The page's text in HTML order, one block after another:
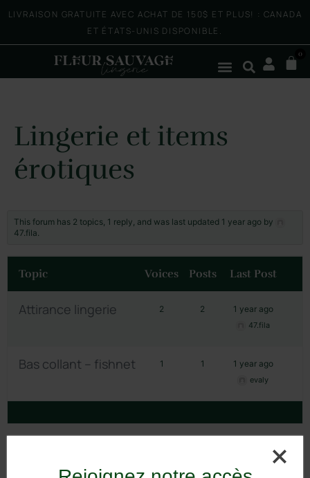
LIVRAISON GRATUITE AVEC ACHAT DE 150$ ET PLUS! : CANADA
ET ÉTATS-UNIS DISPONIBLE.
0
Lingerie et items
érotiques
This forum has 2 topics, 1 reply, and was last updated 1 year ago by
47.fila.
Topic Voices Posts Last Post
Attirance lingerie 2 2 1 year ago
47.fila
Bas collant – fishnet 1 1 1 year ago
evaly